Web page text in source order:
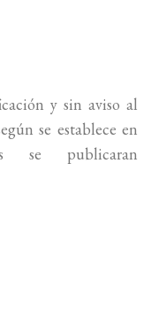
y sin aviso al
se establece en
se publicaran